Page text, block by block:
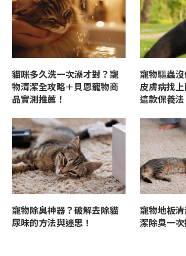
貓咪多久洗一次澡才對？寵
物清潔全攻略＋貝恩寵物商
品實測推薦！
寵物驅蟲
皮膚病找
這款保養法
寵物除臭神器？破解去除貓
尿味的方法與迷思！
寵物地板
潔除臭一次